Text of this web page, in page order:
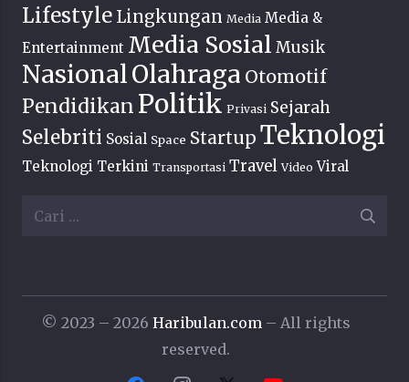
Lifestyle Lingkungan Media Media &
Entertainment Media Sosial Musik
NasionalOlahraga Otomotif
Pendidikan Politik Privasi Sejarah
Selebriti Sosial Space Startup Teknologi
Teknologi Terkini Transportasi Travel Video Viral
Cari
© 2023 – 2026 Haribulan.com – All rights
reserved.